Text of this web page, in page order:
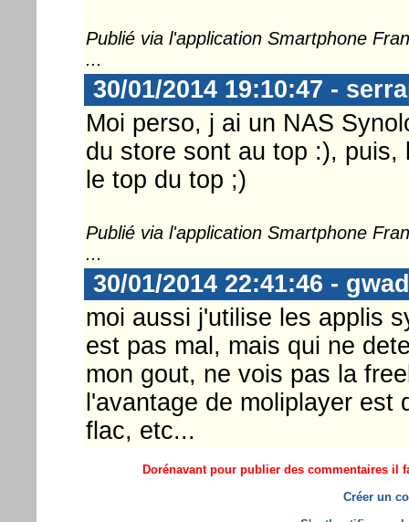
Publié via l'application Smartphone
...
30/01/2014 19:10:47 -
Moi perso, j ai un NAS
du store sont au top :),
le top du top ;)
Publié via l'application Smartphone
...
30/01/2014 22:41:46 -
moi aussi j'utilise les applis
est pas mal, mais qui ne
mon gout, ne vois pas la
l'avantage de moliplayer
flac, etc...
Dorénavant pour publier des commentaires il
Créer un